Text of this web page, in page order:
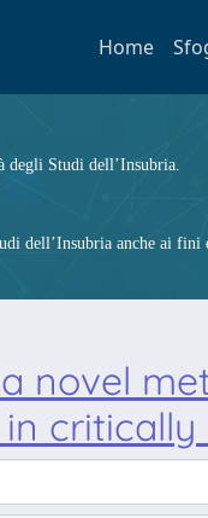
Home
degli Studi dell’Insubria.
dell’Insubria anche ai fini
novel